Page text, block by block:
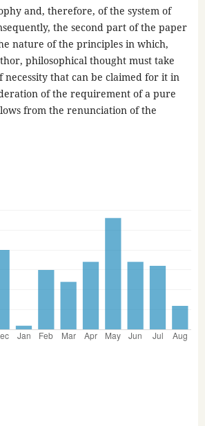
and, therefore, of the system of
the second part of the paper
nature of the principles in which,
philosophical thought must take
necessity that can be claimed for it in
of the requirement of a pure
from the renunciation of the